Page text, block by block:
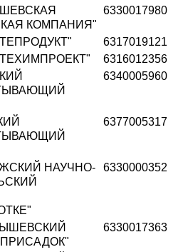
КОМПАНИЯ"
6330017980
6317019121
6316012356
6340005960
6377005317
НАУЧНО-
6330000352
6330017363